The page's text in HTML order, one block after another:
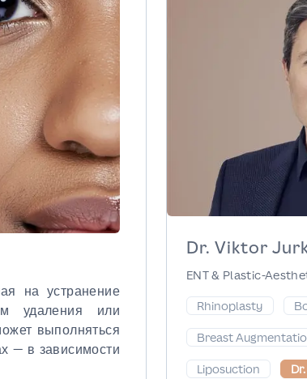
Dr. Viktor
ENT & Plastic-
Rhinoplasty
Breast
Liposuction
на устранение
удаления или
выполняться
— в зависимости